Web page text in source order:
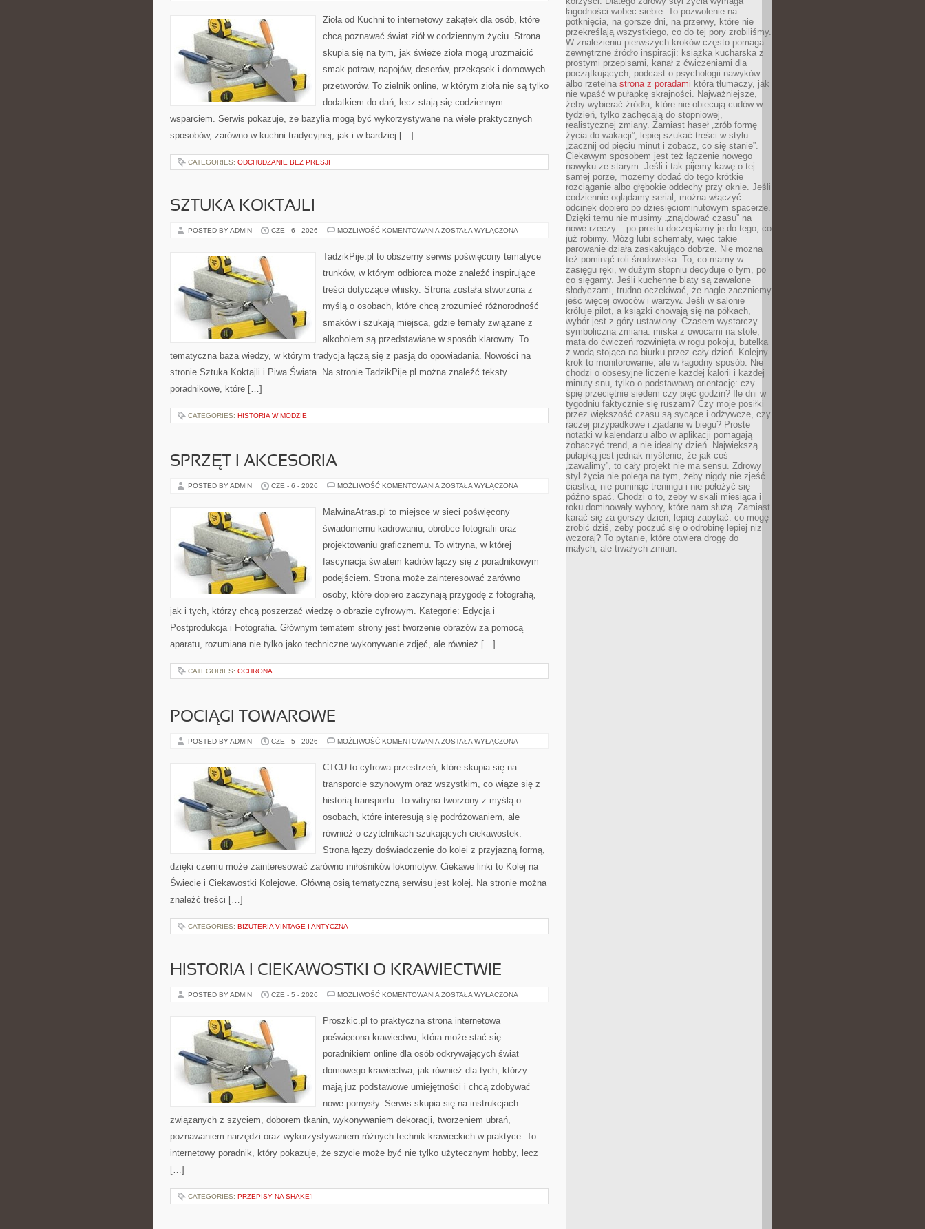
Zioła od Kuchni to internetowy zakątek dla osób, które
chcą poznawać świat ziół w codziennym życiu. Strona
skupia się na tym, jak świeże zioła mogą urozmaicić
smak potraw, napojów, deserów, przekąsek i domowych
przetworów. To zielnik online, w którym zioła nie są tylko
dodatkiem do dań, lecz stają się codziennym
wsparciem. Serwis pokazuje, że bazylia mogą być wykorzystywane na wiele praktycznych
sposobów, zarówno w kuchni tradycyjnej, jak i w bardziej […]
CATEGORIES: ODCHUDZANIE BEZ PRESJI
SZTUKA KOKTAJLI
POSTED BY ADMIN CZE - 6 - 2026 MOŻLIWOŚĆ KOMENTOWANIA SZTUKA
ZOSTAŁA WYŁĄCZONA
TadzikPije.pl to obszerny serwis poświęcony tematyce
trunków, w którym odbiorca może znaleźć inspirujące
treści dotyczące whisky. Strona została stworzona z
myślą o osobach, które chcą zrozumieć różnorodność
smaków i szukają miejsca, gdzie tematy związane z
alkoholem są przedstawiane w sposób klarowny. To
tematyczna baza wiedzy, w którym tradycja łączą się z pasją do opowiadania. Nowości na
stronie Sztuka Koktajli i Piwa Świata. Na stronie TadzikPije.pl można znaleźć teksty
poradnikowe, które […]
CATEGORIES: HISTORIA W MODZIE
SPRZĘT I AKCESORIA
POSTED BY ADMIN CZE - 6 - 2026 MOŻLIWOŚĆ KOMENTOWANIA SPRZĘT
ZOSTAŁA WYŁĄCZONA
MalwinaAtras.pl to miejsce w sieci poświęcony
świadomemu kadrowaniu, obróbce fotografii oraz
projektowaniu graficznemu. To witryna, w której
fascynacja światem kadrów łączy się z poradnikowym
podejściem. Strona może zainteresować zarówno
osoby, które dopiero zaczynają przygodę z fotografią,
jak i tych, którzy chcą poszerzać wiedzę o obrazie cyfrowym. Kategorie: Edycja i
Postprodukcja i Fotografia. Głównym tematem strony jest tworzenie obrazów za pomocą
aparatu, rozumiana nie tylko jako techniczne wykonywanie zdjęć, ale również […]
CATEGORIES: OCHRONA
POCIĄGI TOWAROWE
POSTED BY ADMIN CZE - 5 - 2026 MOŻLIWOŚĆ KOMENTOWANIA POCIĄGI
ZOSTAŁA WYŁĄCZONA
CTCU to cyfrowa przestrzeń, które skupia się na
transporcie szynowym oraz wszystkim, co wiąże się z
historią transportu. To witryna tworzony z myślą o
osobach, które interesują się podróżowaniem, ale
również o czytelnikach szukających ciekawostek.
Strona łączy doświadczenie do kolei z przyjazną formą,
dzięki czemu może zainteresować zarówno miłośników lokomotyw. Ciekawe linki to Kolej na
Świecie i Ciekawostki Kolejowe. Główną osią tematyczną serwisu jest kolej. Na stronie można
znaleźć treści […]
CATEGORIES: BIŻUTERIA VINTAGE I ANTYCZNA
HISTORIA I CIEKAWOSTKI O KRAWIECTWIE
POSTED BY ADMIN CZE - 5 - 2026 MOŻLIWOŚĆ KOMENTOWANIA HISTORIA
KRAWIECTWIE
ZOSTAŁA WYŁĄCZONA
Proszkic.pl to praktyczna strona internetowa
poświęcona krawiectwu, która może stać się
poradnikiem online dla osób odkrywających świat
domowego krawiectwa, jak również dla tych, którzy
mają już podstawowe umiejętności i chcą zdobywać
nowe pomysły. Serwis skupia się na instrukcjach
związanych z szyciem, doborem tkanin, wykonywaniem dekoracji, tworzeniem ubrań,
poznawaniem narzędzi oraz wykorzystywaniem różnych technik krawieckich w praktyce. To
internetowy poradnik, który pokazuje, że szycie może być nie tylko użytecznym hobby, lecz
[…]
CATEGORIES: PRZEPISY NA SHAKE'I
łagodności wobec siebie. To pozwolenie na
potknięcia, na gorsze dni, na przerwy, które nie
przekreślają wszystkiego, co do tej pory zrobiliśmy.
W znalezieniu pierwszych kroków często pomaga
zewnętrzne źródło inspiracji: książka kucharska z
prostymi przepisami, kanał z ćwiczeniami dla
początkujących, podcast o psychologii nawyków
albo rzetelna strona z poradami która tłumaczy, jak
nie wpaść w pułapkę skrajności. Najważniejsze,
żeby wybierać źródła, które nie obiecują cudów w
tydzień, tylko zachęcają do stopniowej,
realistycznej zmiany. Zamiast haseł „zrób formę
życia do wakacji”, lepiej szukać treści w stylu
„zacznij od pięciu minut i zobacz, co się stanie”.
Ciekawym sposobem jest też łączenie nowego
nawyku ze starym. Jeśli i tak pijemy kawę o tej
samej porze, możemy dodać do tego krótkie
rozciąganie albo głębokie oddechy przy oknie. Jeśli
codziennie oglądamy serial, można włączyć
odcinek dopiero po dziesięciominutowym spacerze.
Dzięki temu nie musimy „znajdować czasu” na
nowe rzeczy – po prostu doczepiamy je do tego, co
już robimy. Mózg lubi schematy, więc takie
parowanie działa zaskakująco dobrze. Nie można
też pominąć roli środowiska. To, co mamy w
zasięgu ręki, w dużym stopniu decyduje o tym, po
co sięgamy. Jeśli kuchenne blaty są zawalone
słodyczami, trudno oczekiwać, że nagle zaczniemy
jeść więcej owoców i warzyw. Jeśli w salonie
króluje pilot, a książki chowają się na półkach,
wybór jest z góry ustawiony. Czasem wystarczy
symboliczna zmiana: miska z owocami na stole,
mata do ćwiczeń rozwinięta w rogu pokoju, butelka
z wodą stojąca na biurku przez cały dzień. Kolejny
krok to monitorowanie, ale w łagodny sposób. Nie
chodzi o obsesyjne liczenie każdej kalorii i każdej
minuty snu, tylko o podstawową orientację: czy
śpię przeciętnie siedem czy pięć godzin? Ile dni w
tygodniu faktycznie się ruszam? Czy moje posiłki
przez większość czasu są sycące i odżywcze, czy
raczej przypadkowe i zjadane w biegu? Proste
notatki w kalendarzu albo w aplikacji pomagają
zobaczyć trend, a nie idealny dzień. Największą
pułapką jest jednak myślenie, że jak coś
„zawalimy”, to cały projekt nie ma sensu. Zdrowy
styl życia nie polega na tym, żeby nigdy nie zjeść
ciastka, nie pominąć treningu i nie położyć się
późno spać. Chodzi o to, żeby w skali miesiąca i
roku dominowały wybory, które nam służą. Zamiast
karać się za gorszy dzień, lepiej zapytać: co mogę
zrobić dziś, żeby poczuć się o odrobinę lepiej niż
wczoraj? To pytanie, które otwiera drogę do
małych, ale trwałych zmian.